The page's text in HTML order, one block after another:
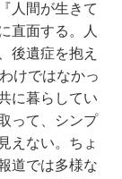
人間が生きて
直面する。人
後遺症を抱え
けではなかっ
に暮らしてい
って、シンプ
えない。ちょ
道では多様な